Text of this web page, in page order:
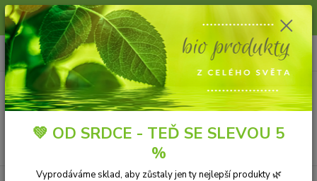
Slunce, koupání a horko dávají vlasům zabrat. Dopřejte jim šetrnou péči s
přírodní vlasovou kosmetikou.
Menu
CZK
+420 606 912 887
9-18:00 hod.
0 ks
za 0,00 Kč
💚 OD SRDCE - TEĎ SE SLEVOU 5
%
Vyprodáváme sklad, aby zůstaly jen ty nejlepší produkty 🌿